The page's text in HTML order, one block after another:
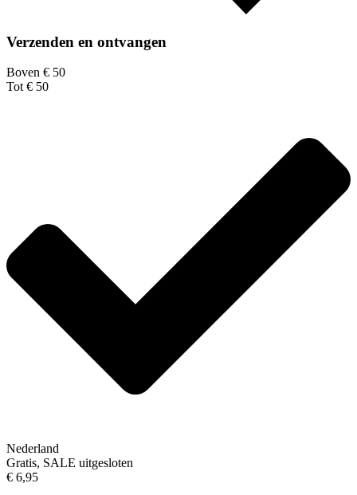
Verzenden en ontvangen
Boven € 50
Tot € 50
Nederland
Gratis, SALE uitgesloten
€ 6,95